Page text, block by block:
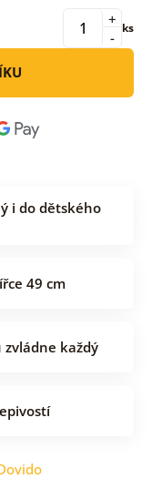
-
+ ks
i do dětského
49 cm
každý